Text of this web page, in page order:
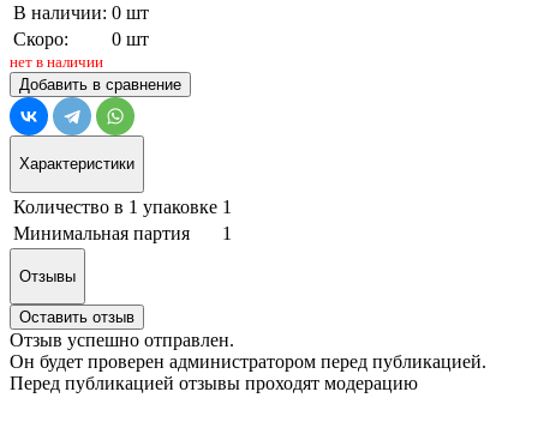
В наличии: 0 шт
Скоро:
0 шт
нет в наличии
Добавить в сравнение
Характеристики
Количество в 1 упаковке 1
Минимальная партия
1
Отзывы
Оставить отзыв
Отзыв успешно отправлен.
Он будет проверен администратором перед публикацией.
Перед публикацией отзывы проходят модерацию